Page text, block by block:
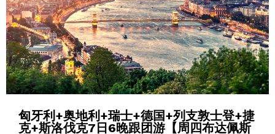
匈牙利+奥地利+瑞士+德国+列支敦士登+捷
克+斯洛伐克7日6晚跟团游【周四布达佩斯